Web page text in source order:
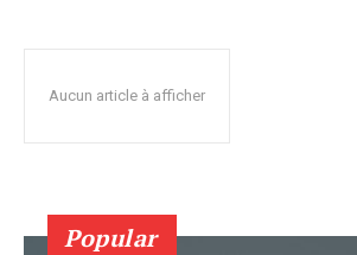
Aucun article à afficher
Popular